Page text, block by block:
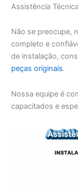
Assistência
Não se preocupe,
completo e
de instalação,
peças originais.
Nossa equipe é
capacitados e